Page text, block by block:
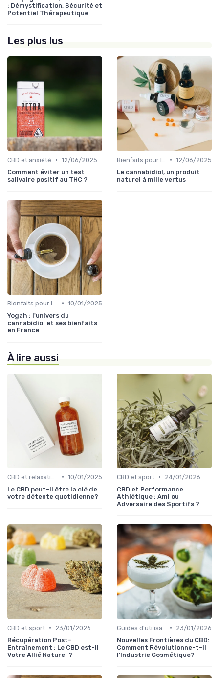
: Démystification, Sécurité et
Potentiel Thérapeutique
Les plus lus
CBD et anxiété • 12/06/2025
Comment éviter un test
salivaire positif au THC ?
• 12/06/2025
Le cannabidiol, un produit
naturel à mille vertus
• 10/01/2025
Yogah : l'univers du
cannabidiol et ses bienfaits
en France
À lire aussi
• 10/01/2025
Le CBD peut-il être la clé de
votre détente quotidienne?
CBD et sport •
24/01/2026
CBD et Performance
Athlétique : Ami ou
Adversaire des Sportifs ?
CBD et sport •
23/01/2026
Récupération Post-
Entraînement : Le CBD est-il
Votre Allié Naturel ?
•
23/01/2026
Nouvelles Frontières du CBD:
Comment Révolutionne-t-il
l'Industrie Cosmétique?